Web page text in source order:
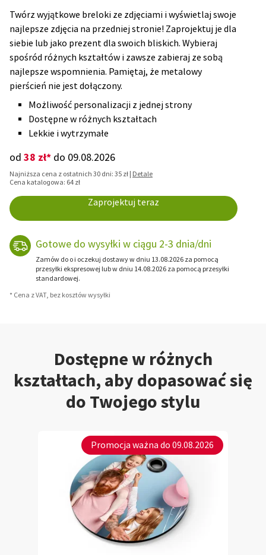
Twórz wyjątkowe breloki ze zdjęciami i wyświetlaj swoje
najlepsze zdjęcia na przedniej stronie! Zaprojektuj je dla
siebie lub jako prezent dla swoich bliskich. Wybieraj
spośród różnych kształtów i zawsze zabieraj ze sobą
najlepsze wspomnienia. Pamiętaj, że metalowy
pierścień nie jest dołączony.
Możliwość personalizacji z jednej strony
Dostępne w różnych kształtach
Lekkie i wytrzymałe
od 38 zł* do 09.08.2026
Najniższa cena z ostatnich 30 dni: 35 zł | Detale
Cena katalogowa: 64 zł
Zaprojektuj teraz
Gotowe do wysyłki w ciągu 2-3 dnia/dni
Zamów do o i oczekuj dostawy w dniu 13.08.2026 za pomocą
przesyłki ekspresowej lub w dniu 14.08.2026 za pomocą przesyłki
standardowej.
* Cena z VAT, bez kosztów wysyłki
Dostępne w różnych
kształtach, aby dopasować się
do Twojego stylu
Promocja ważna do 09.08.2026